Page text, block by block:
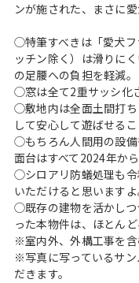
ンが施された、まさに
◯特筆すべきは「愛犬フ
ッチン除く）は滑りに
の足腰への負担を軽減。
◯窓は全て2重サッシ化
◯敷地内は全面土間打ち
して安心して遊ばせる
◯もちろん人間用の設
面台はすべて2024年か
◯シロアリ防蟻処理も
いただけると思いますよ
◯既存の建物を活かしつ
った本物件は、ほとん
※室内外、外構工事を
※写真に写っているサ
だきます。